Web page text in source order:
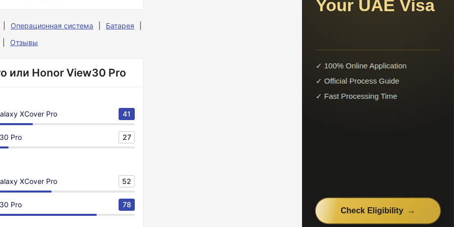
Операционная система
Батарея
Отзывы
или Honor View30 Pro
XCover Pro 41
Pro 27
XCover Pro 52
Pro 78